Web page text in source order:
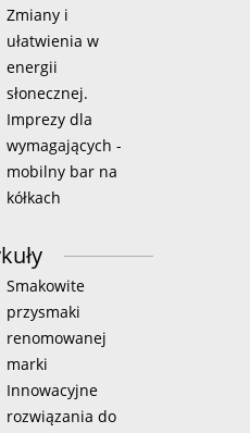
Zmiany i
ułatwienia w
energii
słonecznej.
Imprezy dla
wymagających -
mobilny bar na
kółkach
Smakowite
przysmaki
renomowanej
marki
Innowacyjne
rozwiązania do